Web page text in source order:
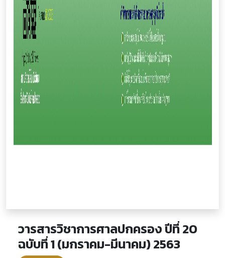
วารสารวิชาการศาลปกครอง ปีที่ 20
ฉบับที่ 1 (มกราคม-มีนาคม) 2563